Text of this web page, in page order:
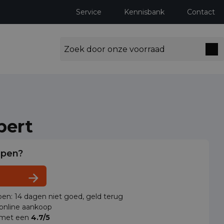
Service Kennisbank Contact
14 dagen niet goed, geld terug
aankoop
een 4.7/5